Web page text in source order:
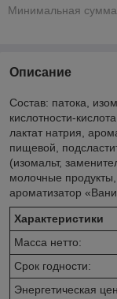
Минимальная сумма
Описание
Состав: патока,
кислотности-
лактат натрия,
пищевой,
(изомальт,
молочные продукты,
ароматизатор
Характеристики
Масса нетто:
Срок годности:
Энергетическая